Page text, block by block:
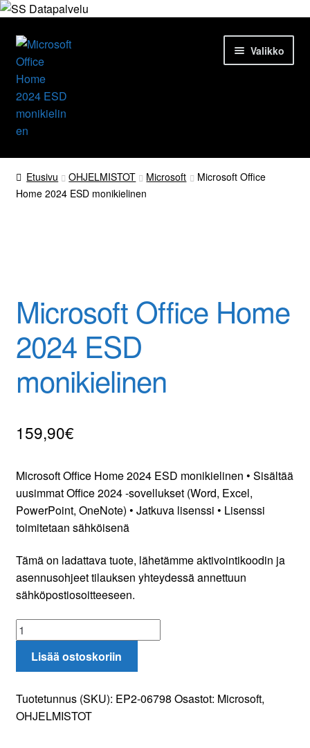
Siirry
navigointiin
Siirry
sisältöön
Valikko
Etusivu
Tuotteet
Yrityksestä
Yhteydenotto
Oma tili
Etusivu OHJELMISTOT Microsoft
Microsoft Office
Home 2024 ESD monikielinen
Microsoft Office Home
2024 ESD
monikielinen
159,90€
Microsoft Office Home 2024 ESD monikielinen • Sisältää
uusimmat Office 2024 -sovellukset (Word, Excel,
PowerPoint, OneNote) • Jatkuva lisenssi • Lisenssi
toimitetaan sähköisenä
Tämä on ladattava tuote, lähetämme aktivointikoodin ja
asennusohjeet tilauksen yhteydessä annettuun
sähköpostiosoitteeseen.
Microsoft
Office
Home
ESD
monikielinen
Lisää ostoskoriin
Tuotetunnus (SKU): EP2-06798 Osastot: Microsoft,
OHJELMISTOT